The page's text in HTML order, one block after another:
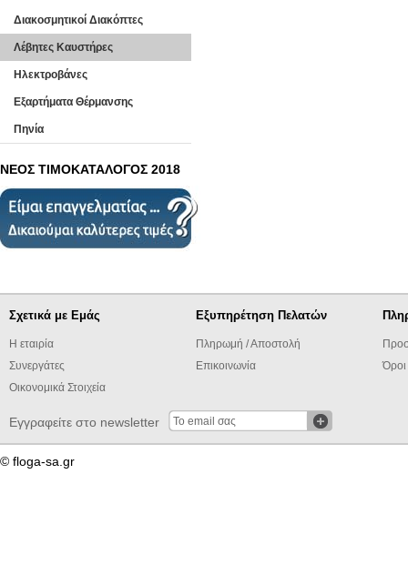
Διακοσμητικοί Διακόπτες
Λέβητες Καυστήρες
Ηλεκτροβάνες
Εξαρτήματα Θέρμανσης
Πηνία
ΝΕΟΣ ΤΙΜΟΚΑΤΑΛΟΓΟΣ 2018
Σχετικά με Εμάς
Η εταιρία
Συνεργάτες
Οικονομικά Στοιχεία
Εξυπηρέτηση Πελατών
Πληρωμή / Αποστολή
Επικοινωνία
Εγγραφείτε στο newsletter
© floga-sa.gr